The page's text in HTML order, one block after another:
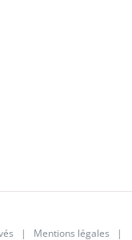
| Mentions légales |